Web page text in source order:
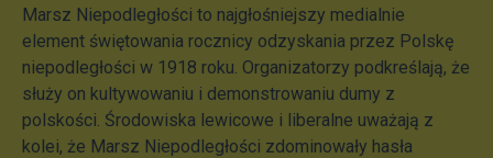
Marsz Niepodległości to najgłośniejszy medialnie
element świętowania rocznicy odzyskania przez Polskę
niepodległości w 1918 roku. Organizatorzy podkreślają, że
służy on kultywowaniu i demonstrowaniu dumy z
polskości. Środowiska lewicowe i liberalne uważają z
kolei, że Marsz Niepodległości zdominowały hasła